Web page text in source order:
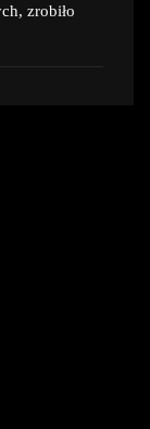
zrobiło